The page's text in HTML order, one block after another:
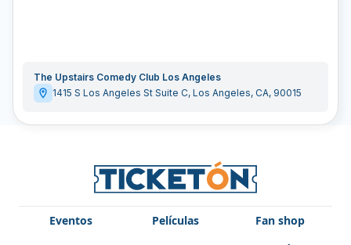
The Upstairs Comedy Club Los Angeles
1415 S Los Angeles St Suite C, Los Angeles, CA, 90015
Eventos Películas
Fan shop